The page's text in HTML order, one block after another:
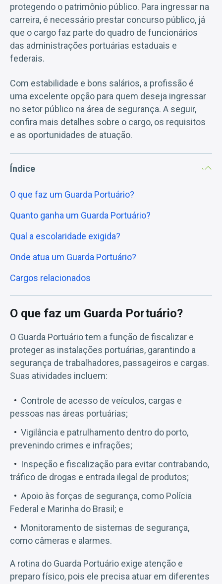
protegendo o patrimônio público. Para ingressar na
carreira, é necessário prestar concurso público, já
que o cargo faz parte do quadro de funcionários
das administrações portuárias estaduais e
federais.
Com estabilidade e bons salários, a profissão é
uma excelente opção para quem deseja ingressar
no setor público na área de segurança. A seguir,
confira mais detalhes sobre o cargo, os requisitos
e as oportunidades de atuação.
Índice
O que faz um Guarda Portuário?
Quanto ganha um Guarda Portuário?
Qual a escolaridade exigida?
Onde atua um Guarda Portuário?
Cargos relacionados
O que faz um Guarda Portuário?
O Guarda Portuário tem a função de fiscalizar e
proteger as instalações portuárias, garantindo a
segurança de trabalhadores, passageiros e cargas.
Suas atividades incluem:
Controle de acesso de veículos, cargas e
pessoas nas áreas portuárias;
Vigilância e patrulhamento dentro do porto,
prevenindo crimes e infrações;
Inspeção e fiscalização para evitar contrabando,
tráfico de drogas e entrada ilegal de produtos;
Apoio às forças de segurança, como Polícia
Federal e Marinha do Brasil; e
Monitoramento de sistemas de segurança,
como câmeras e alarmes.
A rotina do Guarda Portuário exige atenção e
preparo físico, pois ele precisa atuar em diferentes